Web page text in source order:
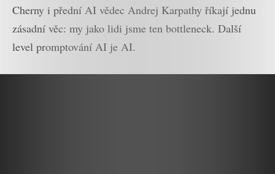
Cherny i přední AI vědec Andrej Karpathy říkají jednu
zásadní věc: my jako lidi jsme ten bottleneck. Další
level promptování AI je AI.